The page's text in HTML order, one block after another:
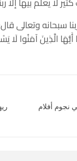
سبحانه وتعالى
أَيُّهَا الَّذِينَ
نجوم أفلام